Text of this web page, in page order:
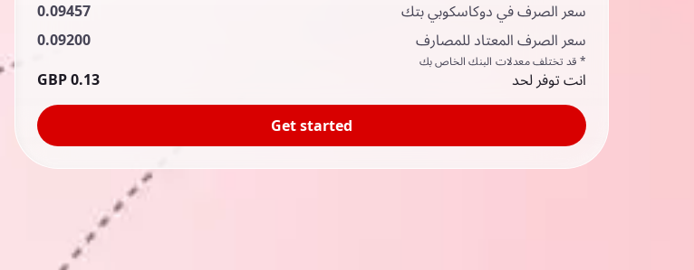
سعر الصرف في دوكاسكوبي بتك
0.09457
سعر الصرف المعتاد للمصارف
0.09200
* قد تختلف معدلات البنك الخاص بك
انت توفر لحد 0.13 GBP
Get started